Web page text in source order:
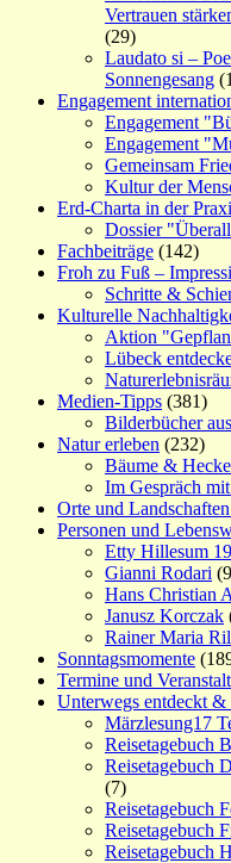
Vertrauen
(29)
Laudato si –
Sonnengesang
Engagement
Engagement
Engagement
Gemeinsam
Kultur der
Erd-Charta in der
Dossier
Fachbeiträge (142)
Froh zu Fuß –
Schritte &
Kulturelle
Aktion
Lübeck
Medien-Tipps (381)
Bilderbücher
Natur erleben (232)
Bäume &
Im Gespräch
Orte und
Personen und
Etty Hillesum
Gianni Rodari
Hans Christian
Janusz Korczak
Rainer Maria
Sonntagsmomente
Termine und
Unterwegs entdeckt &
Märzlesung17
Reisetagebuch
Reisetagebuch
(7)
Reisetagebuch
Reisetagebuch
Reisetagebuch